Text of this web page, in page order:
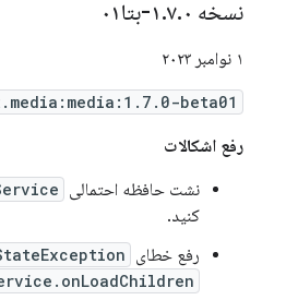
نسخه ۱ .۷.۰-بتا۰۱
۱ نوامبر ۲۰۲۳
beta01
رفع اشکالات
نشت حافظه احتمالی
کنید.
رفع خطای